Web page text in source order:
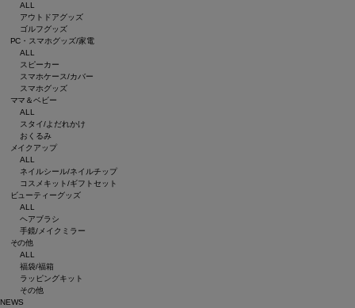
ALL
アウトドアグッズ
ゴルフグッズ
PC・スマホグッズ/家電
ALL
スピーカー
スマホケース/カバー
スマホグッズ
ママ＆ベビー
ALL
スタイ/よだれかけ
おくるみ
メイクアップ
ALL
ネイルシール/ネイルチップ
コスメキット/ギフトセット
ビューティーグッズ
ALL
ヘアブラシ
手鏡/メイクミラー
その他
ALL
福袋/福箱
ラッピングキット
その他
NEWS